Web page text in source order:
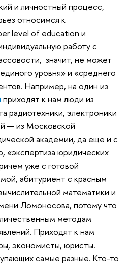
и личностный процесс,
относимся к
level of education и
работу с
значит, не может
уровня» и «среднего
Например, на один из
приходят к нам люди из
радиотехники, электроники
— из Московской
академии, да еще и с
«экспертиза юридических
уже с готовой
абитуриент с красным
математики и
Ломоносова, потому что
методам
Приходят к нам
экономисты, юристы.
самые разные. Кто-то